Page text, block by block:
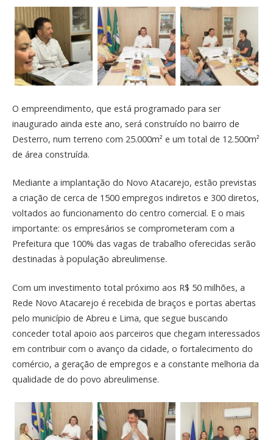
O empreendimento, que está programado para ser
inaugurado ainda este ano, será construído no bairro de
Desterro, num terreno com 25.000m² e um total de 12.500m²
de área construída.
Mediante a implantação do Novo Atacarejo, estão previstas
a criação de cerca de 1500 empregos indiretos e 300 diretos,
voltados ao funcionamento do centro comercial. E o mais
importante: os empresários se comprometeram com a
Prefeitura que 100% das vagas de trabalho oferecidas serão
destinadas à população abreulimense.
Com um investimento total próximo aos R$ 50 milhões, a
Rede Novo Atacarejo é recebida de braços e portas abertas
pelo município de Abreu e Lima, que segue buscando
conceder total apoio aos parceiros que chegam interessados
em contribuir com o avanço da cidade, o fortalecimento do
comércio, a geração de empregos e a constante melhoria da
qualidade de do povo abreulimense.